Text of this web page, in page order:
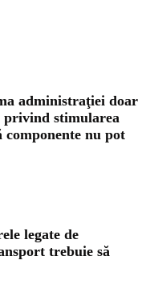
administraţiei doar
stimularea
componente nu pot
legate de
trebuie să